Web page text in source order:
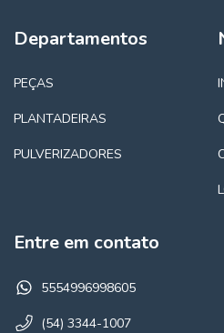
Departamentos
PEÇAS
PLANTADEIRAS
PULVERIZADORES
Entre em contato
5554996998605
(54) 3344-1007